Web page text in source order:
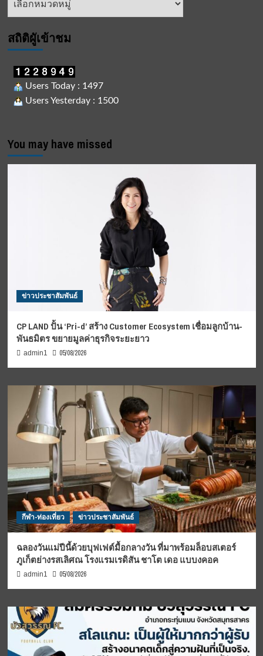
สถิติผูัเข้าชม
Users Today : 1497
Users Yesterday : 1500
You may have missed
ข่าวประชาสัมพันธ์
CP LAND ปั้น ‘Pri-d’ สร้าง Customer Ecosystem เชื่อมลูกบ้าน-
พันธมิตร ขยายมูลค่าธุรกิจระยะยาว
admin1 05/08/2026
กีฬา-ท่องเที่ยว ข่าวประชาสัมพันธ์
ฉลองวันแม่ปีนี้ด้วยบุฟเฟต์มื้อกลางวัน ที่มาพร้อมล็อบสเตอร์
ภูเก็ตย่างรสเลิศณ โรงแรมเรดิสัน ชาโต เดอ แบบงคอค
admin1 05/08/2026